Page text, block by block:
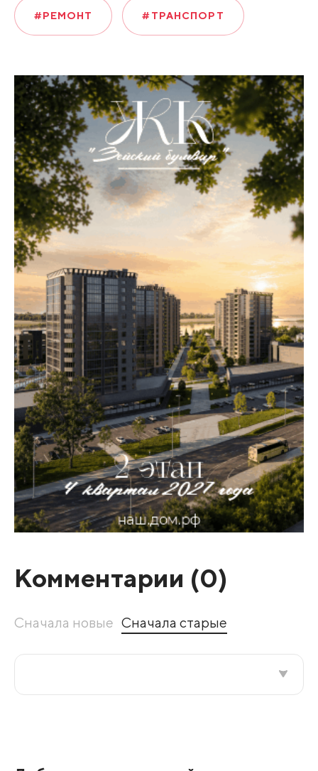
#РЕМОНТ #ТРАНСПОРТ
Комментарии (0)
Сначала новые Сначала старые